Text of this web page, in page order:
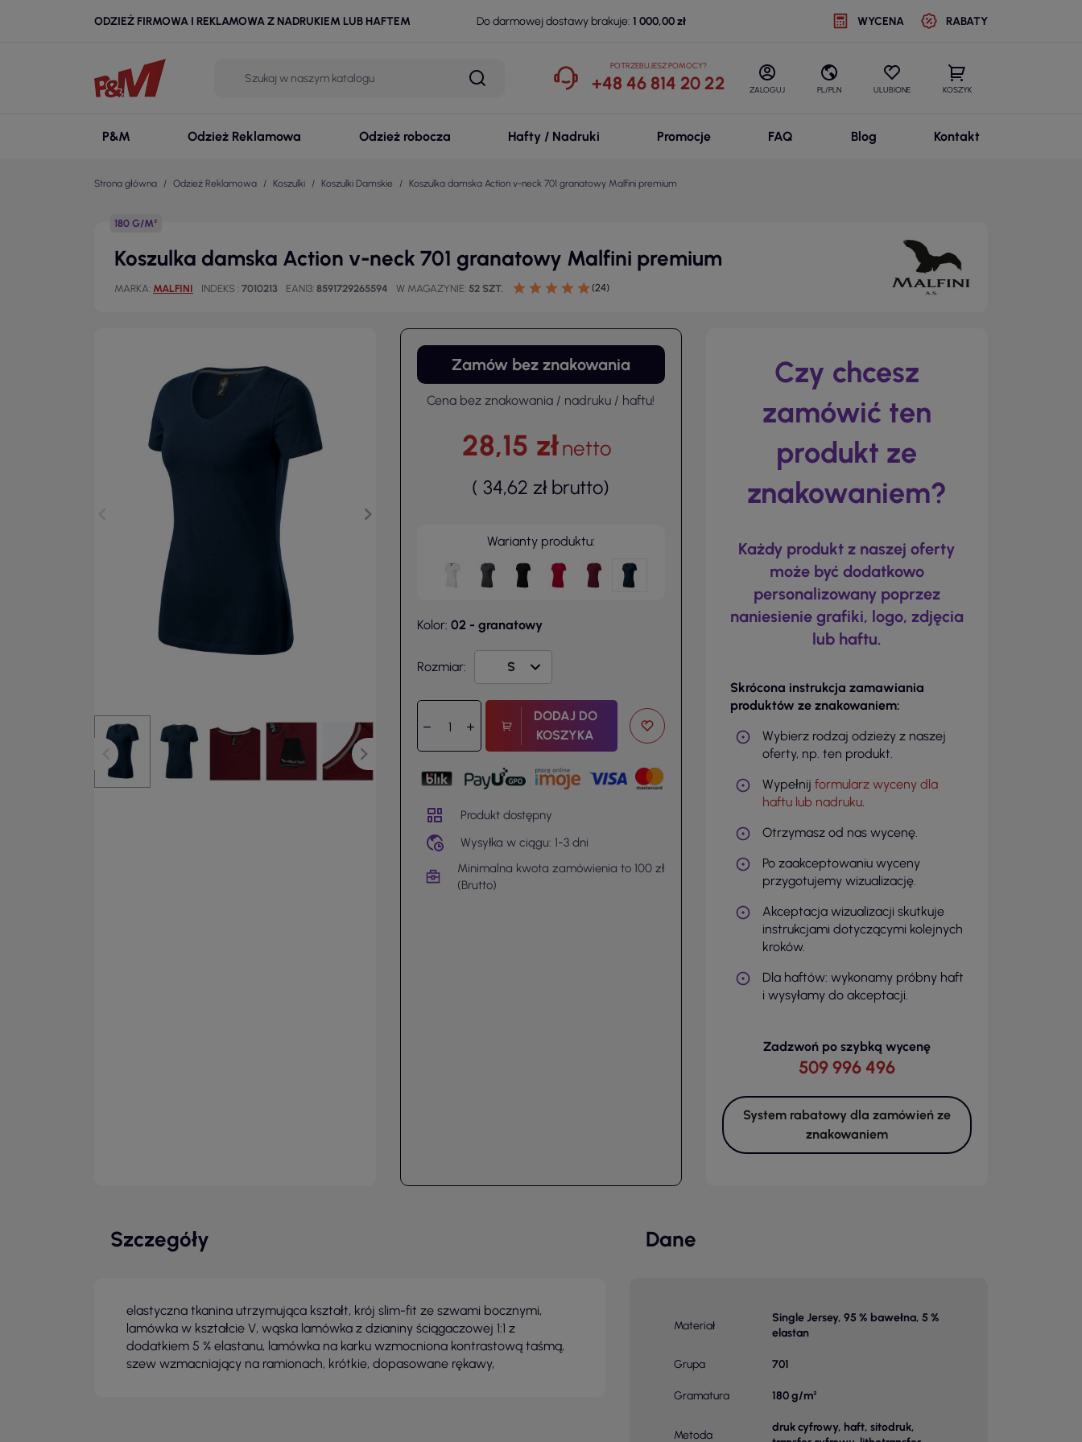
ODZIEŻ FIRMOWA I REKLAMOWA Z NADRUKIEM LUB HAFTEM Do darmowej dostawy brakuje: 1 000,00 zł WYCENA RABATY
POTRZEBUJESZ POMOCY?
+48 46 814 20 22 ZALOGUJ PL/PLN ULUBIONE KOSZYK
P&M Odzież Reklamowa Odzież robocza Hafty / Nadruki Promocje FAQ Blog Kontakt
Strona główna Odzież Reklamowa Koszulki Koszulki Damskie Koszulka damska Action v-neck 701 granatowy Malfini premium
180 G/M²
Koszulka damska Action v-neck 701 granatowy Malfini premium
MARKA MALFINI INDEKS 7010213 EAN13 8591729265594 W MAGAZYNIE 52 SZT. (24)
Zamów bez znakowania
Cena bez znakowania / nadruku / haftu!
28,15 złnetto
( 34,62 zł brutto)
Warianty produktu:
Kolor: 02 - granatowy
Rozmiar:
DODAJ DO
KOSZYKA
Produkt dostępny
Wysyłka w ciągu: 1-3 dni
Minimalna kwota zamówienia to 100 zł
(Brutto)
Czy chcesz
zamówić ten
produkt ze
znakowaniem?
Każdy produkt z naszej oferty
może być dodatkowo
personalizowany poprzez
naniesienie grafiki, logo, zdjęcia
lub haftu.
Skrócona instrukcja zamawiania
produktów ze znakowaniem:
Wybierz rodzaj odzieży z naszej
oferty, np. ten produkt.
Wypełnij formularz wyceny dla
haftu lub nadruku.
Otrzymasz od nas wycenę.
Po zaakceptowaniu wyceny
przygotujemy wizualizację.
Akceptacja wizualizacji skutkuje
instrukcjami dotyczącymi kolejnych
kroków.
Dla haftów: wykonamy próbny haft
i wysyłamy do akceptacji.
Zadzwoń po szybką wycenę
509 996 496
System rabatowy dla zamówień ze
znakowaniem
Szczegóły
elastyczna tkanina utrzymująca kształt, krój slim-fit ze szwami bocznymi,
lamówka w kształcie V, wąska lamówka z dzianiny ściągaczowej 1:1 z
dodatkiem 5 % elastanu, lamówka na karku wzmocniona kontrastową taśmą,
szew wzmacniający na ramionach, krótkie, dopasowane rękawy,
Dane
Materiał
Single Jersey, 95 % bawełna, 5 %
elastan
Grupa 701
Gramatura 180 g/m²
Metoda
druk cyfrowy, haft, sitodruk,